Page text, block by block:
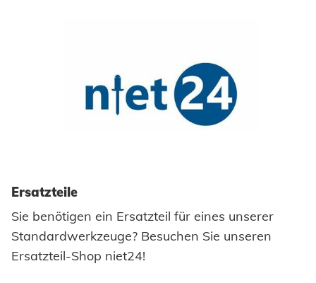
Ersatzteile
Sie benötigen ein Ersatzteil für eines unserer
Standardwerkzeuge? Besuchen Sie unseren
Ersatzteil-Shop niet24!